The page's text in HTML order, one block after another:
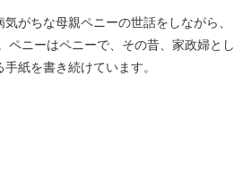
がちな母親ペニーの世話をしながら、
ペニーはペニーで、その昔、家政婦とし
紙を書き続けています。